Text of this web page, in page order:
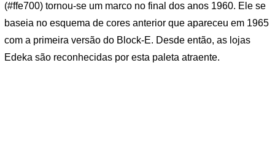
(#ffe700) tornou-se um marco no final dos anos 1960. Ele se
baseia no esquema de cores anterior que apareceu em 1965
com a primeira versão do Block-E. Desde então, as lojas
Edeka são reconhecidas por esta paleta atraente.